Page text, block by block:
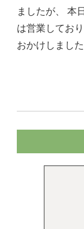
ましたが、 本
は営業してお
おかけしまし